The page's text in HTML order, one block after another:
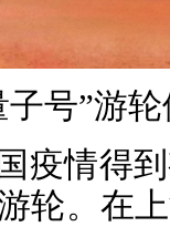
子号”游
疫情得
轮。在